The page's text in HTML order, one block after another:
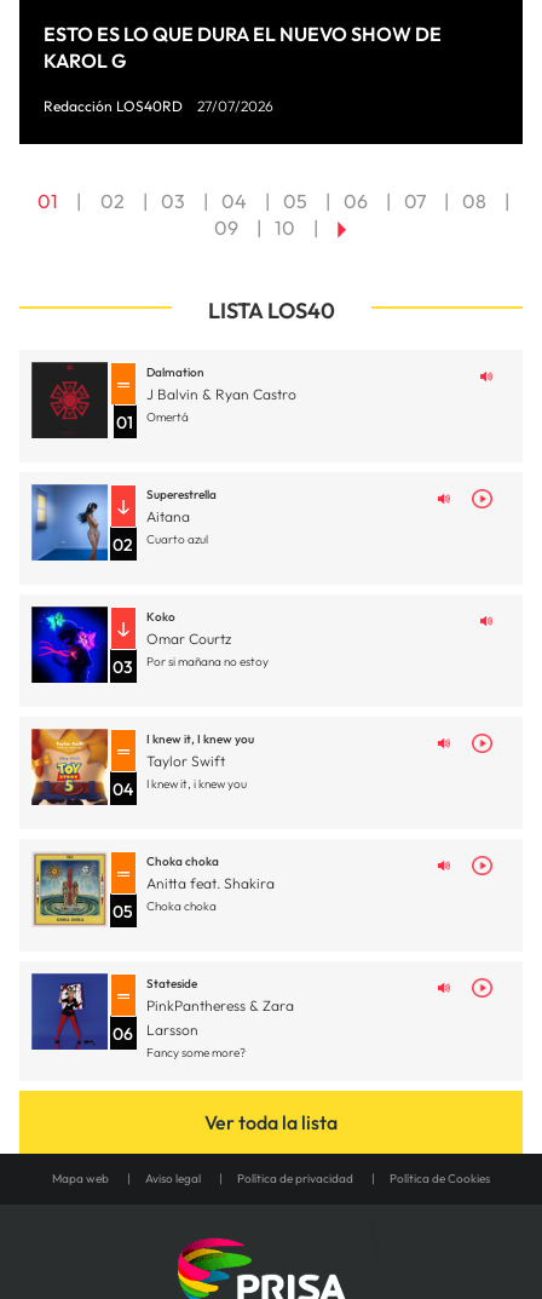
ESTO ES LO QUE DURA EL NUEVO SHOW DE
KAROL G
Redacción LOS40RD 27/07/2026
01 02 03 04 05 06 07
08
09
10
LISTA LOS40
01
Dalmation
J Balvin & Ryan Castro
Omertá
02
Superestrella
Aitana
Cuarto azul
03
Koko
Omar Courtz
Por si mañana no estoy
04
I knew it, I knew you
Taylor Swift
I knew it, i knew you
05
Choka choka
Anitta feat. Shakira
Choka choka
06
Stateside
PinkPantheress & Zara
Larsson
Fancy some more?
Ver toda la lista
Mapa web Aviso legal Política de privacidad Política de Cookies